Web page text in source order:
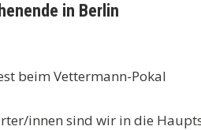
in Berlin
beim Vettermann-Pokal
innen sind wir in die